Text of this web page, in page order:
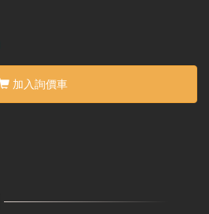
加入詢價車